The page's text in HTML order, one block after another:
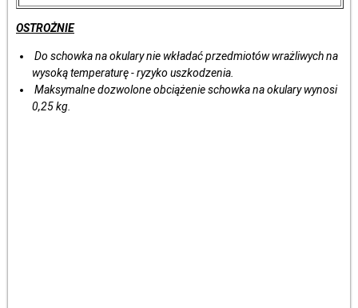
OSTROŻNIE
Do schowka na okulary nie wkładać przedmiotów wrażliwych na
wysoką temperaturę - ryzyko uszkodzenia.
Maksymalne dozwolone obciążenie schowka na okulary wynosi
0,25 kg.